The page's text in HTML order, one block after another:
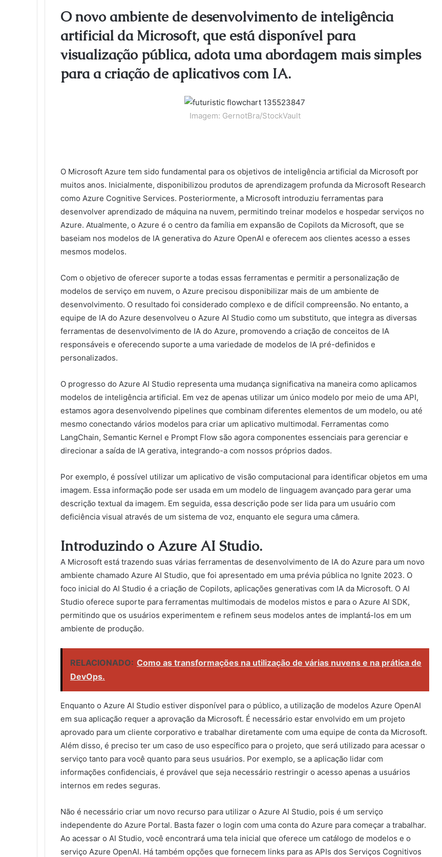
b
o
o
k
t
e
r
e
d
I
n
e
r
e
s
t
k
t
e
k
l
a
s
n
k
e
O novo ambiente de desenvolvimento de inteligência
artificial da Microsoft, que está disponível para
visualização pública, adota uma abordagem mais simples
para a criação de aplicativos com IA.
Imagem: GernotBra/StockVault
O Microsoft Azure tem sido fundamental para os objetivos de inteligência artificial da Microsoft por
muitos anos. Inicialmente, disponibilizou produtos de aprendizagem profunda da Microsoft Research
como Azure Cognitive Services. Posteriormente, a Microsoft introduziu ferramentas para
desenvolver aprendizado de máquina na nuvem, permitindo treinar modelos e hospedar serviços no
Azure. Atualmente, o Azure é o centro da família em expansão de Copilots da Microsoft, que se
baseiam nos modelos de IA generativa do Azure OpenAI e oferecem aos clientes acesso a esses
mesmos modelos.
Com o objetivo de oferecer suporte a todas essas ferramentas e permitir a personalização de
modelos de serviço em nuvem, o Azure precisou disponibilizar mais de um ambiente de
desenvolvimento. O resultado foi considerado complexo e de difícil compreensão. No entanto, a
equipe de IA do Azure desenvolveu o Azure AI Studio como um substituto, que integra as diversas
ferramentas de desenvolvimento de IA do Azure, promovendo a criação de conceitos de IA
responsáveis e oferecendo suporte a uma variedade de modelos de IA pré-definidos e
personalizados.
O progresso do Azure AI Studio representa uma mudança significativa na maneira como aplicamos
modelos de inteligência artificial. Em vez de apenas utilizar um único modelo por meio de uma API,
estamos agora desenvolvendo pipelines que combinam diferentes elementos de um modelo, ou até
mesmo conectando vários modelos para criar um aplicativo multimodal. Ferramentas como
LangChain, Semantic Kernel e Prompt Flow são agora componentes essenciais para gerenciar e
direcionar a saída de IA gerativa, integrando-a com nossos próprios dados.
Por exemplo, é possível utilizar um aplicativo de visão computacional para identificar objetos em uma
imagem. Essa informação pode ser usada em um modelo de linguagem avançado para gerar uma
descrição textual da imagem. Em seguida, essa descrição pode ser lida para um usuário com
deficiência visual através de um sistema de voz, enquanto ele segura uma câmera.
Introduzindo o Azure AI Studio.
A Microsoft está trazendo suas várias ferramentas de desenvolvimento de IA do Azure para um novo
ambiente chamado Azure AI Studio, que foi apresentado em uma prévia pública no Ignite 2023. O
foco inicial do AI Studio é a criação de Copilots, aplicações generativas com IA da Microsoft. O AI
Studio oferece suporte para ferramentas multimodais de modelos mistos e para o Azure AI SDK,
permitindo que os usuários experimentem e refinem seus modelos antes de implantá-los em um
ambiente de produção.
RELACIONADO: Como as transformações na utilização de várias nuvens e na prática de
DevOps.
Enquanto o Azure AI Studio estiver disponível para o público, a utilização de modelos Azure OpenAI
em sua aplicação requer a aprovação da Microsoft. É necessário estar envolvido em um projeto
aprovado para um cliente corporativo e trabalhar diretamente com uma equipe de conta da Microsoft.
Além disso, é preciso ter um caso de uso específico para o projeto, que será utilizado para acessar o
serviço tanto para você quanto para seus usuários. Por exemplo, se a aplicação lidar com
informações confidenciais, é provável que seja necessário restringir o acesso apenas a usuários
internos em redes seguras.
Não é necessário criar um novo recurso para utilizar o Azure AI Studio, pois é um serviço
independente do Azure Portal. Basta fazer o login com uma conta do Azure para começar a trabalhar.
Ao acessar o AI Studio, você encontrará uma tela inicial que oferece um catálogo de modelos e o
serviço Azure OpenAI. Há também opções que fornecem links para as APIs dos Serviços Cognitivos